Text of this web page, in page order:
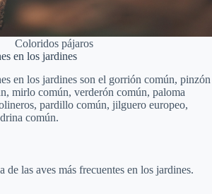
Coloridos pájaros
en los jardines
en los jardines son el gorrión común, pinzón
mirlo común, verderón común, paloma
pardillo común, jilguero europeo,
común.
de las aves más frecuentes en los jardines.